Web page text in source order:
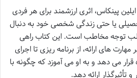
پینکاس، اثری ارزشمند برای هر فردی
یا حتی زندگی شخصی خود به دنبال
توجه مخاطب است. این کتاب راهی
های ارائه، از برنامه ریزی تا اجرای
می دهد و به او می آموزد که چگونه با
تأثیرگذار ارائه دهد.